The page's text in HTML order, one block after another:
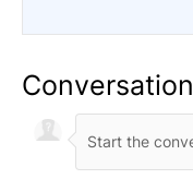
Conversation